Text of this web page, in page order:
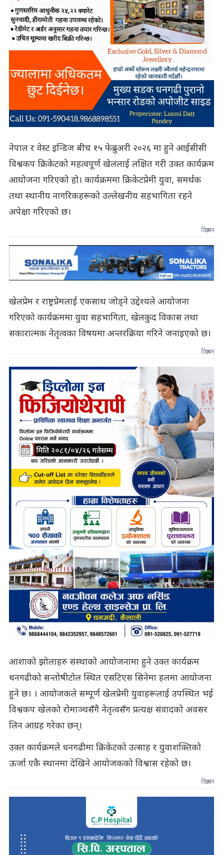
नेपाल र वेस्ट इन्डिज बीच १५ फेब्रुअरी २०२६ मा हुने आईसीसी
विश्वकप क्रिकेटको महत्वपूर्ण खेललाई लक्षित गरी उक्त कार्यक्रम
आयोजना गरिएको हो। कार्यक्रममा क्रिकेटप्रेमी युवा, समर्थक
तथा स्थानीय नागरिकहरूको उल्लेखनीय सहभागिता रहने
अपेक्षा गरिएको छ।
विज्ञापन
खेलप्रेम र राष्ट्रप्रेमलाई एकसाथ जोड्ने उद्देश्यले आयोजना
गरिएको कार्यक्रममा युवा सहभागिता, खेलकुद विकास तथा
सकारात्मक नेतृत्वका विषयमा अन्तरक्रिया गरिने जनाइएको छ।
विज्ञापन
आशाको झोलाहरु संस्थाको आयोजनामा हुने उक्त कार्यक्रम
धनगढीको सन्तोषीटोल स्थित एसटिएस सिनेमा हलमा आयोजना
हुने छ। । आयोजकले सम्पूर्ण खेलप्रेमी युवाहरूलाई उपस्थित भई
विश्वकप खेलको रोमाञ्चसँगै नेतृत्वसँग प्रत्यक्ष संवादको अवसर
लिन आग्रह गरेका छन्।
उक्त कार्यक्रमले धनगढीमा क्रिकेटको उत्साह र युवाशक्तिको
ऊर्जा एकै स्थानमा देखिने आयोजकको विश्वास रहेको छ।
विज्ञापन